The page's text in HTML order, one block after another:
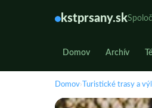
kstprsany.sk
Domov Archív
Domov› Turistické trasy a